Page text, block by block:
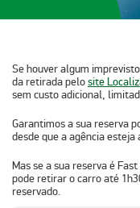
Se houver algum
da retirada pelosite
sem custo adicional,
Garantimos a sua reserva
desde que a agência esteja
Mas se a sua reserva é
pode retirar o carro até
reservado.